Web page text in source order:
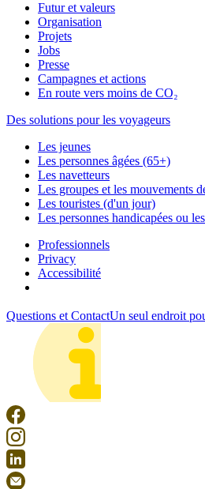
Futur et valeurs
Organisation
Projets
Jobs
Presse
Campagnes et actions
En route vers moins de CO₂
Des solutions pour les voyageurs
Les jeunes
Les personnes âgées (65+)
Les navetteurs
Les groupes et les mouvements
Les touristes (d'un jour)
Les personnes handicapées ou
Professionnels
Privacy
Accessibilité
Questions et ContactUn seul endroit